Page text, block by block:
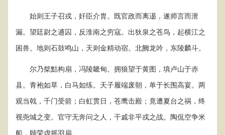
始则王子召戎，奸臣介胄。既官政而离逷，遂师言而泄
漏。望廷尉之逋囚，反淮南之穷寇。出狄泉之苍鸟，起横江之
困兽。地则石鼓鸣山，天则金精动宿。北阙龙吟，东陵麟斗。
尔乃桀黠构扇，冯陵畿甸。拥狼望于黄图，填卢山于赤
县。青袍如草，白马如练。天子履端废朝，单于长围高宴。两
观当戟，千门受箭；白虹贯日，苍鹰击殿；竟遭夏台之祸，终
视尧城之变。官守无奔问之人，干戚非平戎之战。陶侃空争米
船，顾荣虚摇羽扇。